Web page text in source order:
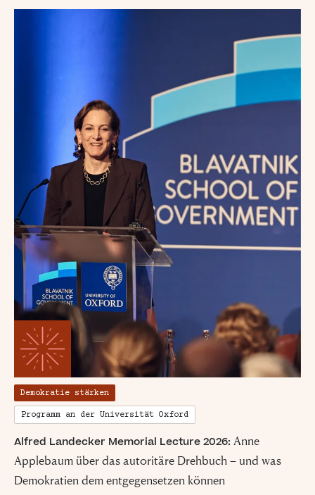
Demokratie stärken
Programm an der Universität Oxford
Alfred Landecker Memorial Lecture 2026: Anne
Applebaum über das autoritäre Drehbuch – und was
Demokratien dem entgegensetzen können